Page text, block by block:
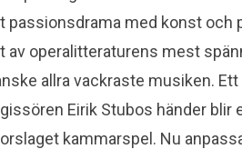
passionsdrama med konst och
av operalitteraturens mest
allra vackraste musiken.
Eirik Stubos händer blir
kammarspel. Nu